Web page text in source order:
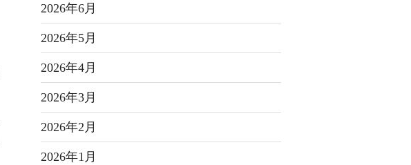
2026年6月
2026年5月
2026年4月
2026年3月
2026年2月
2026年1月